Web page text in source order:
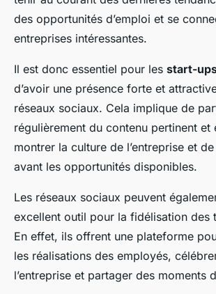
des opportunités d’emploi et se
entreprises intéressantes.
Il est donc essentiel pour les start-
d’avoir une présence forte et
réseaux sociaux. Cela implique de
régulièrement du contenu pertinent et
montrer la culture de l’entreprise et
avant les opportunités disponibles.
Les réseaux sociaux peuvent
excellent outil pour la fidélisation des
En effet, ils offrent une plateforme
les réalisations des employés,
l’entreprise et partager des moments